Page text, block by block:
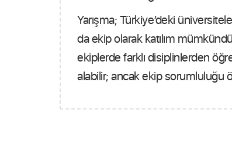
Yarışma; Türkiye’deki
da ekip olarak katılım
ekiplerde farklı disiplinlerden
alabilir; ancak ekip sorumluluğu